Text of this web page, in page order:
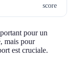
score
pour un
mais pour
est cruciale.